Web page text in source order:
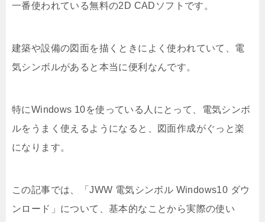
一番使われている無料の2D CADソフトです。
建築や設備の図面を描くときによく使われていて、電
気シンボルがあると本当に便利なんです。
特にWindows 10を使っている人にとって、電気シンボ
ルをうまく使えるようになると、図面作成がぐっと楽
になります。
この記事では、「JWW 電気シンボル Windows10 ダウ
ンロード」について、基本的なことから実際の使い